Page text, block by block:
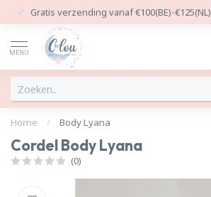
Gratis verzending vanaf €100(BE)-€125(NL)
MENU
Home / Body Lyana
Cordel Body Lyana
(0)